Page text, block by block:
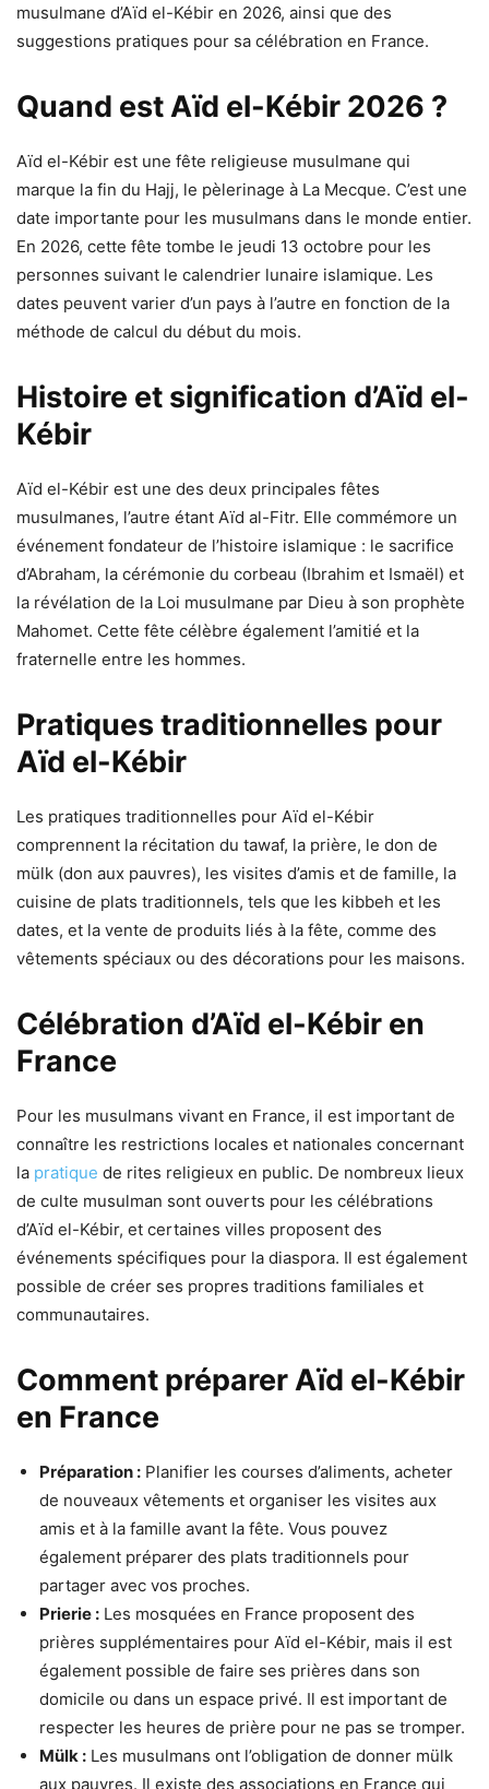
musulmane d’Aïd el-Kébir en 2026, ainsi que des
suggestions pratiques pour sa célébration en France.
Quand est Aïd el-Kébir 2026 ?
Aïd el-Kébir est une fête religieuse musulmane qui
marque la fin du Hajj, le pèlerinage à La Mecque. C’est une
date importante pour les musulmans dans le monde entier.
En 2026, cette fête tombe le jeudi 13 octobre pour les
personnes suivant le calendrier lunaire islamique. Les
dates peuvent varier d’un pays à l’autre en fonction de la
méthode de calcul du début du mois.
Histoire et signification d’Aïd el-
Kébir
Aïd el-Kébir est une des deux principales fêtes
musulmanes, l’autre étant Aïd al-Fitr. Elle commémore un
événement fondateur de l’histoire islamique : le sacrifice
d’Abraham, la cérémonie du corbeau (Ibrahim et Ismaël) et
la révélation de la Loi musulmane par Dieu à son prophète
Mahomet. Cette fête célèbre également l’amitié et la
fraternelle entre les hommes.
Pratiques traditionnelles pour
Aïd el-Kébir
Les pratiques traditionnelles pour Aïd el-Kébir
comprennent la récitation du tawaf, la prière, le don de
mülk (don aux pauvres), les visites d’amis et de famille, la
cuisine de plats traditionnels, tels que les kibbeh et les
dates, et la vente de produits liés à la fête, comme des
vêtements spéciaux ou des décorations pour les maisons.
Célébration d’Aïd el-Kébir en
France
Pour les musulmans vivant en France, il est important de
connaître les restrictions locales et nationales concernant
la pratique de rites religieux en public. De nombreux lieux
de culte musulman sont ouverts pour les célébrations
d’Aïd el-Kébir, et certaines villes proposent des
événements spécifiques pour la diaspora. Il est également
possible de créer ses propres traditions familiales et
communautaires.
Comment préparer Aïd el-Kébir
en France
Préparation : Planifier les courses d’aliments, acheter
de nouveaux vêtements et organiser les visites aux
amis et à la famille avant la fête. Vous pouvez
également préparer des plats traditionnels pour
partager avec vos proches.
Prierie : Les mosquées en France proposent des
prières supplémentaires pour Aïd el-Kébir, mais il est
également possible de faire ses prières dans son
domicile ou dans un espace privé. Il est important de
respecter les heures de prière pour ne pas se tromper.
Mülk : Les musulmans ont l’obligation de donner mülk
aux pauvres. Il existe des associations en France qui